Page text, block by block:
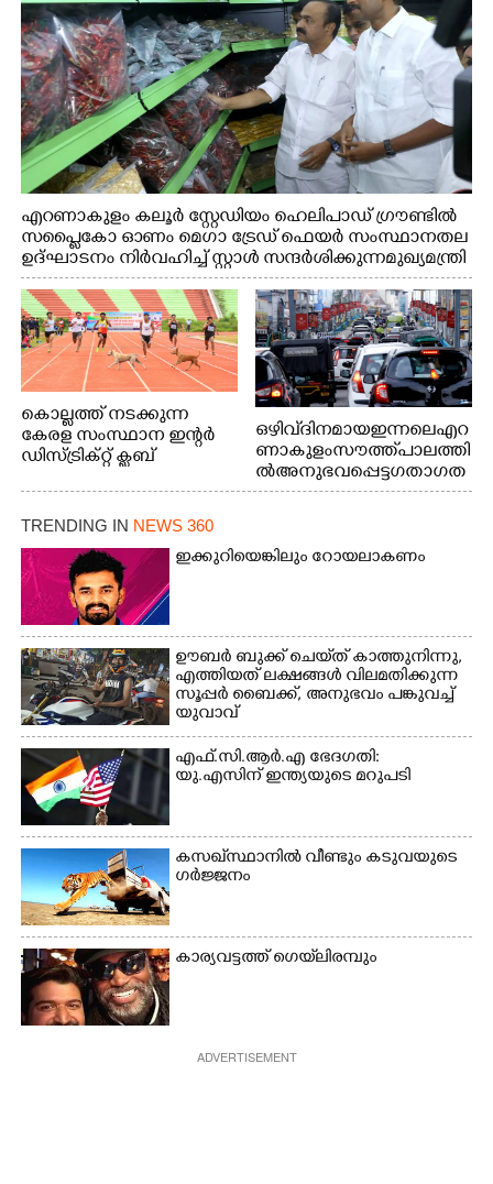
എറണാകുളം കലൂർ സ്റ്റേഡിയം ഹെലിപാഡ് ഗ്രൗണ്ടിൽ
സപ്ളൈകോ ഓണം മെഗാ ട്രേഡ് ഫെയർ സംസ്ഥാനതല
ഉദ്ഘാടനം നിർവഹിച്ച് സ്റ്റാൾ സന്ദർശിക്കുന്ന മുഖ്യമന്ത്രി
വി.ഡി. സതീശൻ. മന്ത്രി അനൂപ് ജേക്കബ് സമീപം
കൊല്ലത്ത് നടക്കുന്ന
കേരള സംസ്ഥാന ഇന്റർ
ഡിസ്ട്രിക്റ്റ് ക്ലബ്
ചാമ്പ്യൻഷിപ്പിൽ അണ്ടർ
20 ആൺകുട്ടികളുടെ 200
മത്സരത്തിനിടെ സിന്തറ്റിക്
ട്രാക്കിന് കുറുകെ ഓടുന്ന
നായകൾ.
ഒഴിവ് ദിനമായ ഇന്നലെ എറ
ണാകുളം സൗത്ത് പാലത്തി
ൽ അനുഭവപ്പെട്ട ഗതാഗത
ക്കുരുക്ക്
TRENDING IN NEWS 360
ഇക്കുറിയെങ്കിലും റോയലാകണം
ഊബർ ബുക്ക് ചെയ്‌ത് കാത്തുനിന്നു,​
എത്തിയത് ലക്ഷങ്ങൾ വിലമതിക്കുന്ന
സൂപ്പർ ബൈക്ക്,​ അനുഭവം പങ്കുവച്ച്
യുവാവ്
എഫ്.സി.ആർ.എ ഭേദഗതി:
യു.എസിന് ഇന്ത്യയുടെ മറുപടി
കസഖ്‌സ്ഥാനിൽ വീണ്ടും കടുവയുടെ
ഗർജ്ജനം
കാര്യവട്ടത്ത് ഗെയ്‌ലിരമ്പും
ADVERTISEMENT